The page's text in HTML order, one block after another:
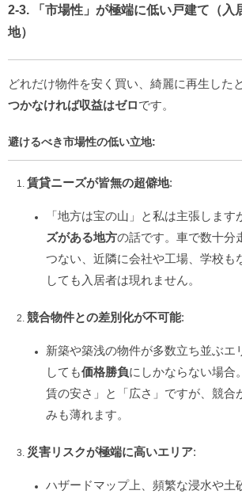
2-3. 「市場性」が極端に低い戸建て（入
地）
どれだけ物件を安く買い、綺麗に再生した
つかなければ収益はゼロです。
避けるべき市場性の低い立地:
賃貸ニーズが皆無の超僻地:
「地方は宝の山」と私は主張します
ズがある地方の話です。車で数十分
つない、近隣に会社や工場、学校も
しても入居者は現れません。
競合物件との差別化が不可能:
新築や築浅の物件が多数立ち並ぶエ
しても価格勝負にしかならない場合
賃の安さ」と「広さ」ですが、競合
みも薄れます。
災害リスクが極端に高いエリア:
ハザードマップ上、頻繁な浸水や土